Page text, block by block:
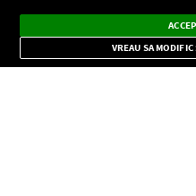
Dark
Mode
Radio live, podcasturi, știri
importante.
VREAU SA